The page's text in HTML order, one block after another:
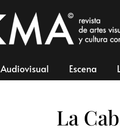
Audiovisual Escena
La